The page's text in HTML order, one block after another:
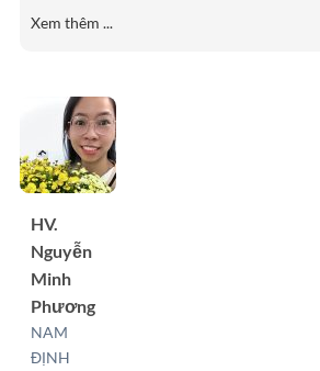
Xem thêm ...
HV.
Nguyễn
Minh
Phương
NAM
ĐỊNH